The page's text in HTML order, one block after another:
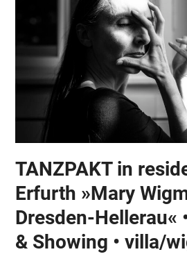
TANZPAKT in
Erfurth »Mary
Dresden-Hellerau«
& Showing • villa/